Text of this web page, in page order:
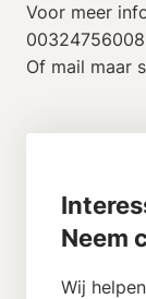
Voor meer
Of mail maar
Neem
Wij